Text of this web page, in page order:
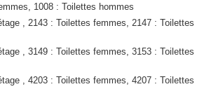
1008 : Toilettes hommes
, 2143 : Toilettes femmes, 2147 : Toilettes
, 3149 : Toilettes femmes, 3153 : Toilettes
, 4203 : Toilettes femmes, 4207 : Toilettes